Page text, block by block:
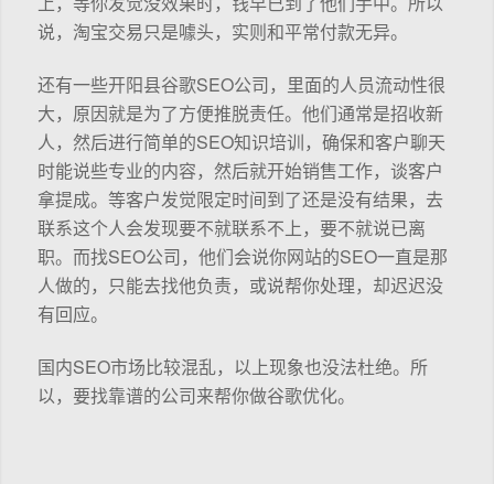
说，淘宝交易只是噱头，实则和平常付款无异。
还有一些开阳县谷歌SEO公司，里面的人员流动性很
大，原因就是为了方便推脱责任。他们通常是招收新
人，然后进行简单的SEO知识培训，确保和客户聊天
时能说些专业的内容，然后就开始销售工作，谈客户
拿提成。等客户发觉限定时间到了还是没有结果，去
联系这个人会发现要不就联系不上，要不就说已离
职。而找SEO公司，他们会说你网站的SEO一直是那
人做的，只能去找他负责，或说帮你处理，却迟迟没
有回应。
国内SEO市场比较混乱，以上现象也没法杜绝。所
以，要找靠谱的公司来帮你做谷歌优化。